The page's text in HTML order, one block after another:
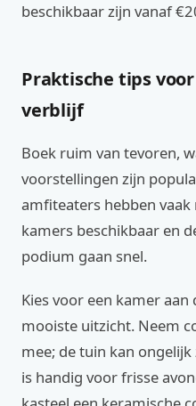
beschikbaar zijn vanaf
Praktische tips
verblijf
Boek ruim van tevoren,
voorstellingen zijn
amfiteaters hebben
kamers beschikbaar en
podium gaan snel.
Kies voor een kamer
mooiste uitzicht. Neem
mee; de tuin kan ongelijk
is handig voor frisse